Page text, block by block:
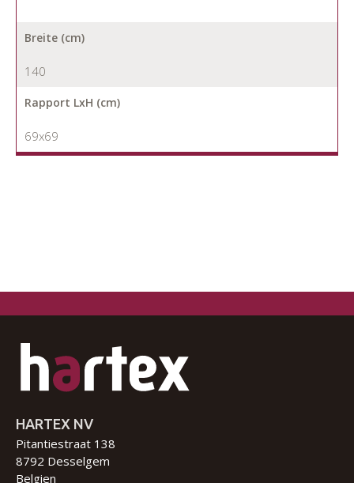
Breite (cm)
140
Rapport LxH (cm)
69x69
HARTEX NV
Pitantiestraat 138
8792 Desselgem
Belgien